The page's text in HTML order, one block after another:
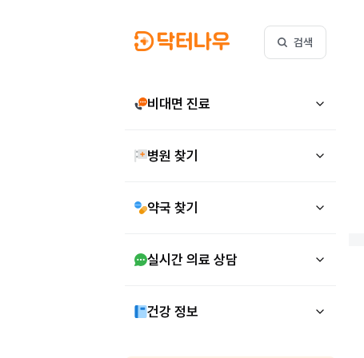
검색
비대면 진료
병원 찾기
약국 찾기
실시간 의료 상담
건강 정보